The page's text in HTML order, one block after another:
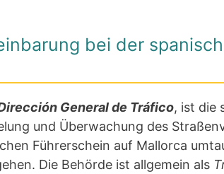
bei der
General de Tráfico, ist die
und Überwachung des
Führerschein auf Mallorca
Die Behörde ist allgemein als